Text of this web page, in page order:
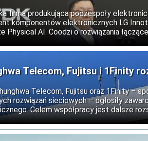
firma produkująca podzespoły
komponentów elektronicznych LG
Physical AI. Coodzi o rozwiązania
w świecie fizycznym. Partnerzy
odpowiedzialnych za widzenie oraz
Telecom, Fujitsu i 1Finity
Telecom, Fujitsu oraz 1Finity –
rozwiązań sieciowych – ogłosiły
Celem współpracy jest dalsze
Network (APN) oraz wspólne badanie
na Tajwanie.